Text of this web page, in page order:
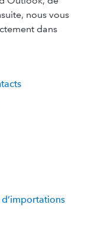
nous vous
dans